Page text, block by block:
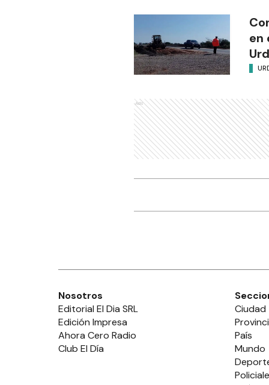
en
Ads
Nosotros
Editorial El Dia SRL
Edición Impresa
Ahora Cero Radio
Club El Día
Ciudad
País
Mundo